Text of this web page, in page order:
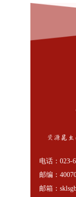
电话：023-
邮编：
邮箱：